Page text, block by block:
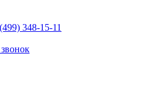
348-15-11
звонок